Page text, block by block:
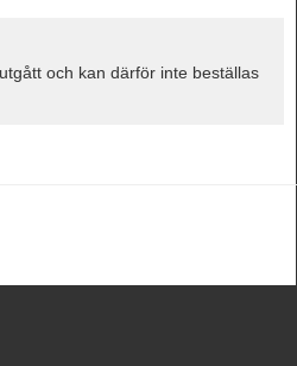
och kan därför inte beställas